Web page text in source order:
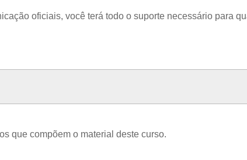
oficiais, você terá todo o suporte necessário para
que compõem o material deste curso.